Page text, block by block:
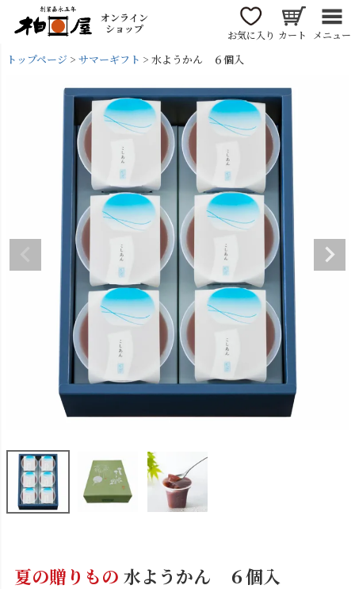
オンライン
ショップ
お気に入り カート メニュー
トップページ サマーギフト 水ようかん ６個入
夏の贈りもの 水ようかん ６個入